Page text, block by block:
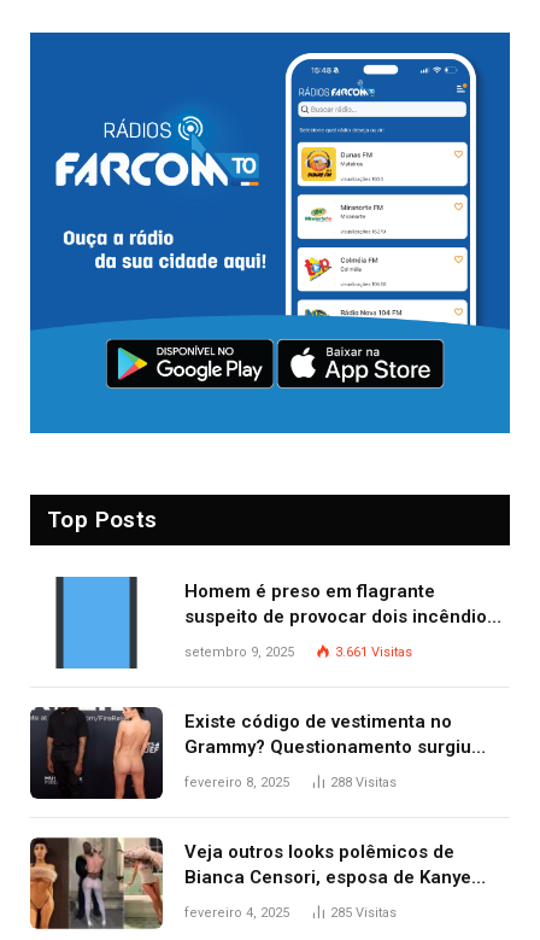
Top Posts
Homem é preso em flagrante
suspeito de provocar dois incêndios
criminosos no mesmo dia
setembro 9, 2025 3.661 Visitas
Existe código de vestimenta no
Grammy? Questionamento surgiu
após Bianca Censori, mulher de
fevereiro 8, 2025 288 Visitas
Veja outros looks polêmicos de
Bianca Censori, esposa de Kanye
West que apareceu nua no Grammy
fevereiro 4, 2025 285 Visitas